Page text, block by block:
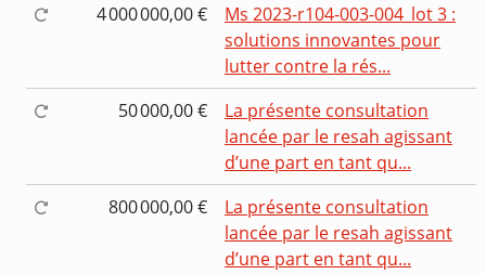
4 000 000,00 €
Ms 2023-r104-003-004_lot 3 :
solutions innovantes pour
lutter contre la rés...
50 000,00 €
La présente consultation
lancée par le resah agissant
d’une part en tant qu...
800 000,00 €
La présente consultation
lancée par le resah agissant
d’une part en tant qu...